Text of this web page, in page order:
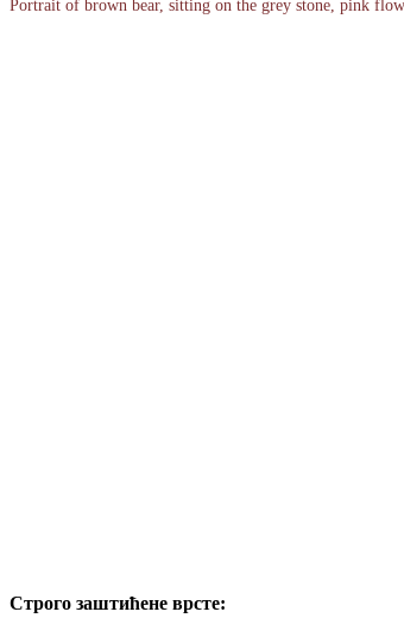
Portrait of brown bear, sitting on the grey stone, pink
Строго заштићене врсте: